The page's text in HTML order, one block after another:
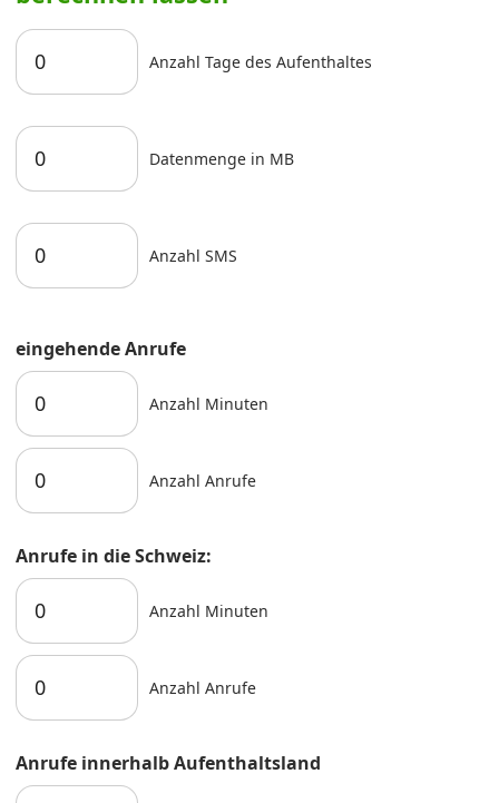
Anzahl Tage des Aufenthaltes
Datenmenge in MB
Anzahl SMS
eingehende Anrufe
Anzahl Minuten
Anzahl Anrufe
Anrufe in die Schweiz:
Anzahl Minuten
Anzahl Anrufe
Anrufe innerhalb Aufenthaltsland